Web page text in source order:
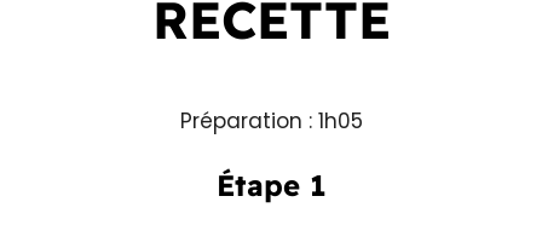
RECETTE
Préparation : 1h05
Étape 1